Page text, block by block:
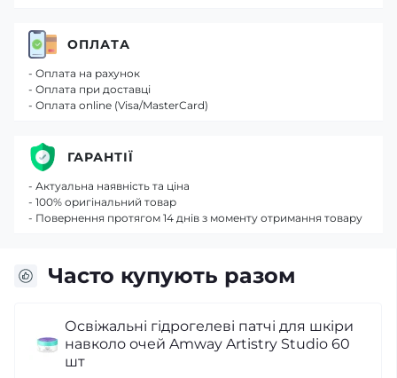
Часто купують разом
Сироватка для обличчя з вітаміном С і
гіалуроновою кислотою Amway Artistry
ОПЛАТА
- Оплата на рахунок
- Оплата при доставці
- Оплата online (Visa/MasterCard)
ГАРАНТІЇ
- Актуальна наявність та ціна
- 100% оригінальний товар
- Повернення протягом 14 днів з моменту отримання товару